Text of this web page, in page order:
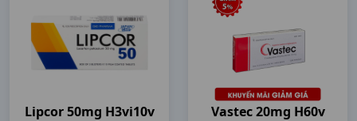
Lipcor 50mg H3vi10v
Vastec 20mg H60v